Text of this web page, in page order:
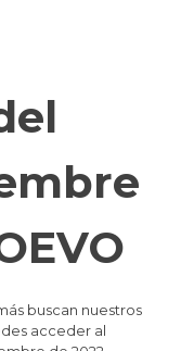
buscan nuestros
acceder al